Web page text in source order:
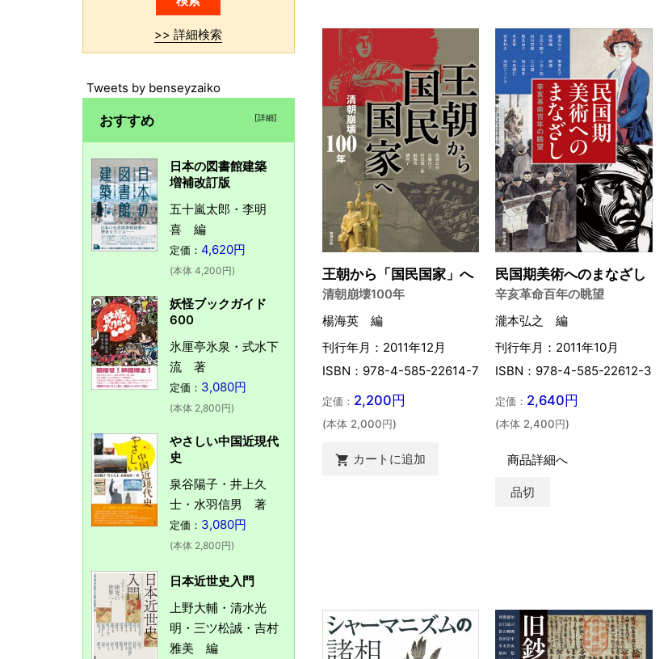
王朝から「国民国家」へ
清朝崩壊100年
楊海英 編
刊行年月：2011年12月
ISBN：978-4-585-22614-7
定価： 2,200円
(本体 2,000円)
 カートに追加
民国期美術へのまなざし
辛亥革命百年の眺望
瀧本弘之 編
刊行年月：2011年10月
ISBN：978-4-585-22612-3
定価： 2,640円
(本体 2,400円)
商品詳細へ
品切
>> 詳細検索
Tweets by benseyzaiko
おすすめ [詳細]
日本の図書館建築
増補改訂版
五十嵐太郎・李明
喜 編
定価： 4,620円
(本体 4,200円)
妖怪ブックガイド
600
氷厘亭氷泉・式水下
流 著
定価： 3,080円
(本体 2,800円)
やさしい中国近現代
史
泉谷陽子・井上久
士・水羽信男 著
定価： 3,080円
(本体 2,800円)
日本近世史入門
上野大輔・清水光
明・三ツ松誠・吉村
雅美 編